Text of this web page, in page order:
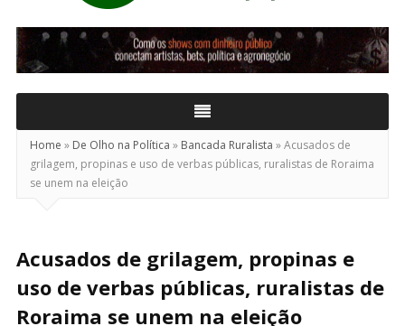
Olho
nos
Ruralistas
Home » De Olho na Política » Bancada Ruralista »Acusados de
grilagem, propinas e uso de verbas públicas, ruralistas de Roraima
se unem na eleição
Acusados de grilagem, propinas e
uso de verbas públicas, ruralistas de
Roraima se unem na eleição